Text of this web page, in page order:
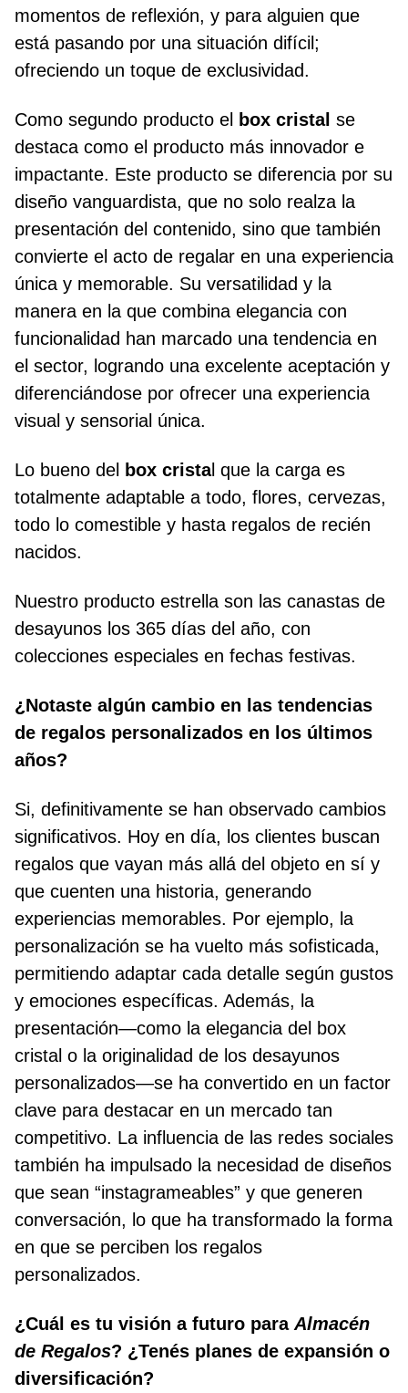
momentos de reflexión, y para alguien que
está pasando por una situación difícil;
ofreciendo un toque de exclusividad.
Como segundo producto el box cristal se
destaca como el producto más innovador e
impactante. Este producto se diferencia por su
diseño vanguardista, que no solo realza la
presentación del contenido, sino que también
convierte el acto de regalar en una experiencia
única y memorable. Su versatilidad y la
manera en la que combina elegancia con
funcionalidad han marcado una tendencia en
el sector, logrando una excelente aceptación y
diferenciándose por ofrecer una experiencia
visual y sensorial única.
Lo bueno del box cristal que la carga es
totalmente adaptable a todo, flores, cervezas,
todo lo comestible y hasta regalos de recién
nacidos.
Nuestro producto estrella son las canastas de
desayunos los 365 días del año, con
colecciones especiales en fechas festivas.
¿Notaste algún cambio en las tendencias
de regalos personalizados en los últimos
años?
Si, definitivamente se han observado cambios
significativos. Hoy en día, los clientes buscan
regalos que vayan más allá del objeto en sí y
que cuenten una historia, generando
experiencias memorables. Por ejemplo, la
personalización se ha vuelto más sofisticada,
permitiendo adaptar cada detalle según gustos
y emociones específicas. Además, la
presentación—como la elegancia del box
cristal o la originalidad de los desayunos
personalizados—se ha convertido en un factor
clave para destacar en un mercado tan
competitivo. La influencia de las redes sociales
también ha impulsado la necesidad de diseños
que sean “instagrameables” y que generen
conversación, lo que ha transformado la forma
en que se perciben los regalos
personalizados.
¿Cuál es tu visión a futuro para Almacén
de Regalos? ¿Tenés planes de expansión o
diversificación?